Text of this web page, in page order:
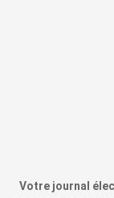
Votre journal